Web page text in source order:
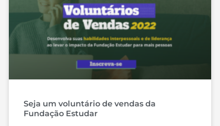
Seja um voluntário de vendas da
Fundação Estudar